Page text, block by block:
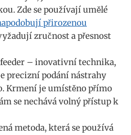
Zde se používají umělé
přirozenou
zručnost a přesnost
– inovativní technika,
precizní podání nástrahy
Krmení je umístěno přímo
se nechává volný přístup k
metoda, která se používá